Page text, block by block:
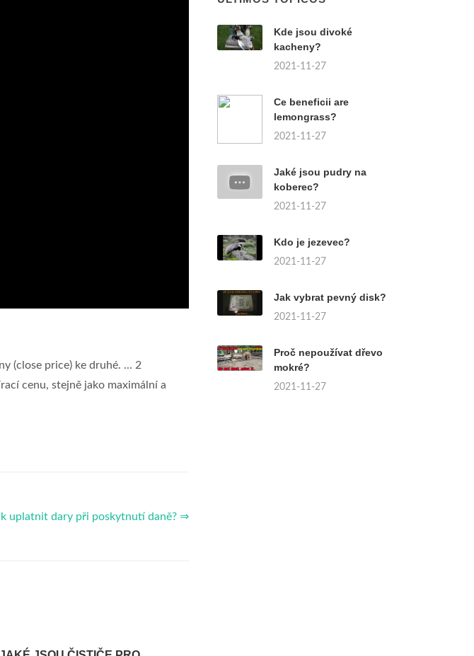
(close price) ke druhé. ... 2
cenu, stejně jako maximální a
uplatnit dary při poskytnutí daně? ⇒
Kde jsou divoké
kacheny?
2021-11-27
Ce beneficii are
lemongrass?
2021-11-27
Jaké jsou pudry na
koberec?
2021-11-27
Kdo je jezevec?
2021-11-27
Jak vybrat pevný disk?
2021-11-27
Proč nepoužívat dřevo
mokré?
2021-11-27